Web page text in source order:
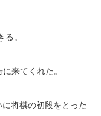
。
来てくれた。
将棋の初段をとった